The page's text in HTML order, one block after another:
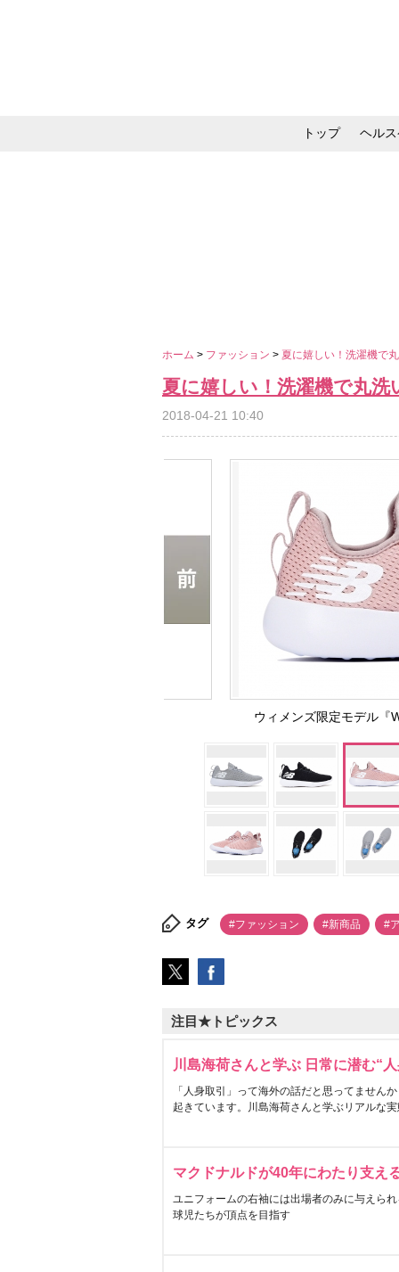
トップ ヘル
ホーム > ファッション > 夏に嬉しい！洗濯機で
夏に嬉しい！洗濯機で丸
2018-04-21 10:40
ウィメンズ限定モデル『
タグ #ファッション #新商品 #
注目★トピックス
川島海荷さんと学ぶ 日常に潜む“
「人身取引」って海外の話だと思ってません
起きています。川島海荷さんと学ぶリアルな
マクドナルドが40年にわたり支え
ユニフォームの右袖には出場者のみに与えら
球児たちが頂点を目指す